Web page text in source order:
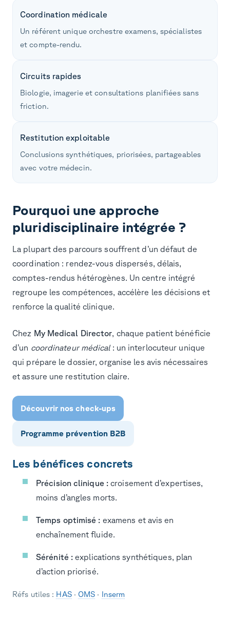
Coordination médicale
Un référent unique orchestre examens, spécialistes
et compte-rendu.
Circuits rapides
Biologie, imagerie et consultations planifiées sans
friction.
Restitution exploitable
Conclusions synthétiques, priorisées, partageables
avec votre médecin.
Pourquoi une approche
pluridisciplinaire intégrée ?
La plupart des parcours souffrent d’un défaut de
coordination : rendez-vous dispersés, délais,
comptes-rendus hétérogènes. Un centre intégré
regroupe les compétences, accélère les décisions et
renforce la qualité clinique.
Chez My Medical Director, chaque patient bénéficie
d’un coordinateur médical: un interlocuteur unique
qui prépare le dossier, organise les avis nécessaires
et assure une restitution claire.
Découvrir nos check-ups
Programme prévention B2B
Les bénéfices concrets
Précision clinique : croisement d’expertises,
moins d’angles morts.
Temps optimisé : examens et avis en
enchaînement fluide.
Sérénité : explications synthétiques, plan
d’action priorisé.
Réfs utiles : HAS· OMS · Inserm